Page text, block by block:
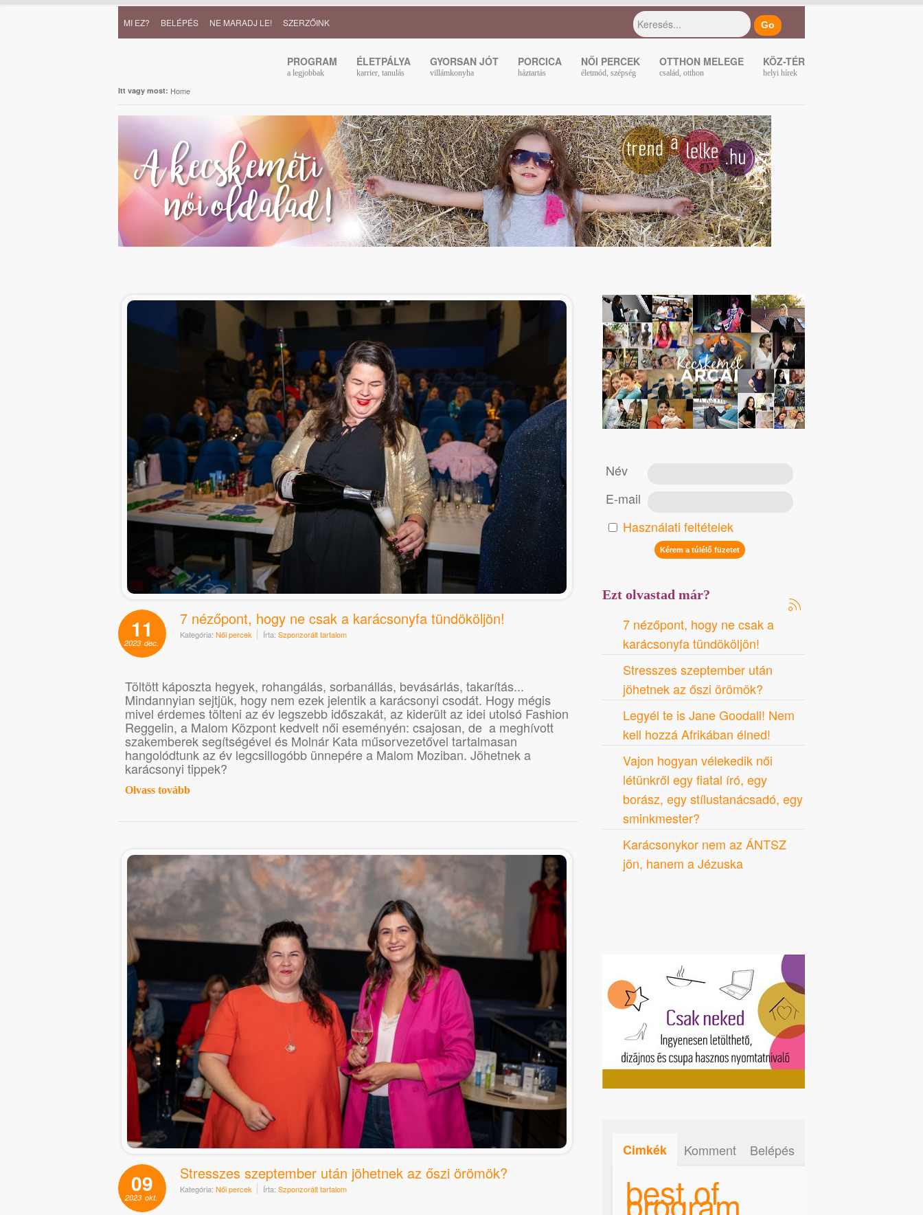
MI EZ? BELÉPÉS NE MARADJ LE! SZERZŐINK
PROGRAM
a legjobbak
ÉLETPÁLYA
karrier, tanulás
GYORSAN JÓT
villámkonyha
PORCICA
háztartás
NŐI PERCEK
életmód, szépség
OTTHON MELEGE
család, otthon
KÖZ-TÉR
helyi hírek
Itt vagy most: Home
11
2023 dec.
7 nézőpont, hogy ne csak a karácsonyfa tündököljön!
Kategória: Női percek Írta: Szponzorált tartalom
Töltött káposzta hegyek, rohangálás, sorbanállás, bevásárlás, takarítás...
Mindannyian sejtjük, hogy nem ezek jelentik a karácsonyi csodát. Hogy mégis
mivel érdemes tölteni az év legszebb időszakát, az kiderült az idei utolsó Fashion
Reggelin, a Malom Központ kedvelt női eseményén: csajosan, de a meghívott
szakemberek segítségével és Molnár Kata műsorvezetővel tartalmasan
hangolódtunk az év legcsillogóbb ünnepére a Malom Moziban. Jöhetnek a
karácsonyi tippek?
Olvass tovább
09
2023 okt.
Stresszes szeptember után jöhetnek az őszi örömök?
Kategória: Női percek Írta: Szponzorált tartalom
Név
E-mail
Használati feltételek
Ezt olvastad már?
7 nézőpont, hogy ne csak a
karácsonyfa tündököljön!
Stresszes szeptember után
jöhetnek az őszi örömök?
Legyél te is Jane Goodall! Nem
kell hozzá Afrikában élned!
Vajon hogyan vélekedik női
létünkről egy fiatal író, egy
borász, egy stílustanácsadó, egy
sminkmester?
Karácsonykor nem az ÁNTSZ
jön, hanem a Jézuska
Cimkék Komment Belépés
best of
program